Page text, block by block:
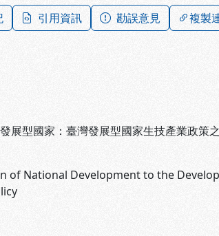
引用資訊 勘誤意見 複製
展型國家：臺灣發展型國家生技產業政策
of National Development to the